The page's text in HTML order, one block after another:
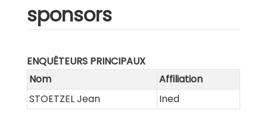
sponsors
ENQUÊTEURS PRINCIPAUX
Nom
Affiliation
STOETZEL Jean
Ined